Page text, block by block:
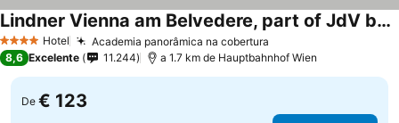
4 EstrelasHotel Academia panorâmica na cobertura
Lindner Vienna am Belvedere, part of JdV by Hyat
8,6 Excelente 11.244 a 1.7 km de Hauptbahnhof Wien
De € 123